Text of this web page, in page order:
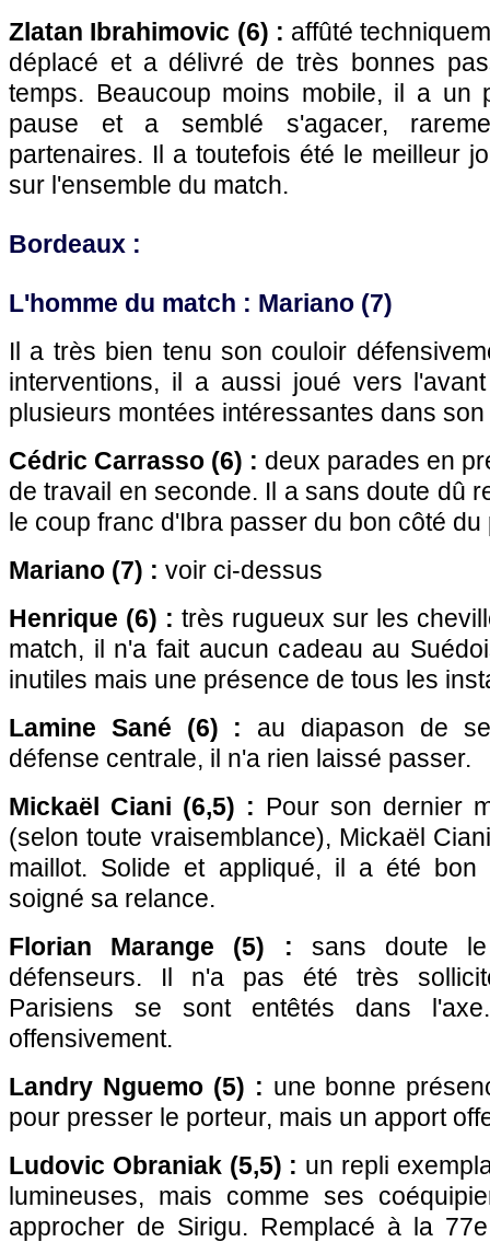
Zlatan Ibrahimovic (6) : affûté
déplacé et a délivré de très bonnes
temps. Beaucoup moins mobile, il a un
pause et a semblé s'agacer,
partenaires. Il a toutefois été le meilleur
sur l'ensemble du match.
Bordeaux :
L'homme du match : Mariano (7)
Il a très bien tenu son couloir
interventions, il a aussi joué vers
plusieurs montées intéressantes dans
Cédric Carrasso (6) : deux parades en
de travail en seconde. Il a sans doute dû
le coup franc d'Ibra passer du bon côté du
Mariano (7) : voir ci-dessus
Henrique (6) : très rugueux sur les
match, il n'a fait aucun cadeau au
inutiles mais une présence de tous les
Lamine Sané (6) : au diapason de
défense centrale, il n'a rien laissé passer.
Mickaël Ciani (6,5) : Pour son dernier
(selon toute vraisemblance), Mickaël
maillot. Solide et appliqué, il a été
soigné sa relance.
Florian Marange (5) : sans doute
défenseurs. Il n'a pas été très
Parisiens se sont entêtés dans
offensivement.
Landry Nguemo (5) : une bonne
pour presser le porteur, mais un apport
Ludovic Obraniak (5,5) : un repli
lumineuses, mais comme ses
approcher de Sirigu. Remplacé à la